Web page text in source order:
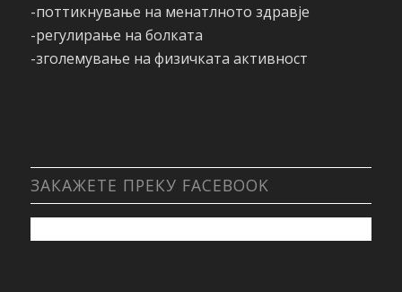
-поттикнување на менатлното здравје
-регулирање на болката
-зголемување на физичката активност
ЗАКАЖЕТЕ ПРЕКУ FACEBOOK